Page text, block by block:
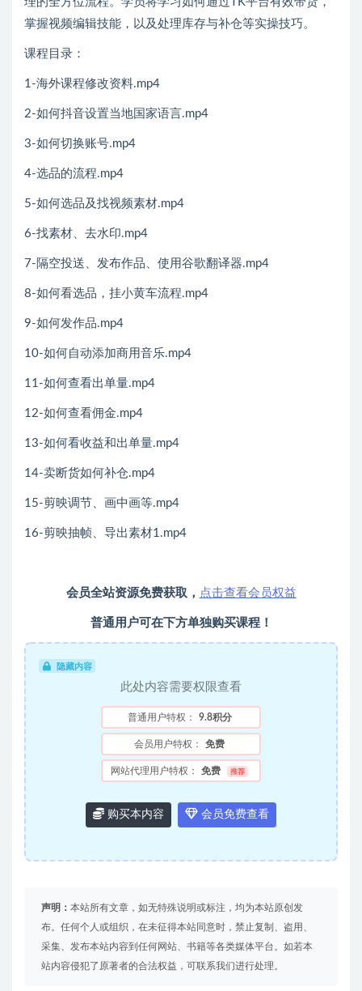
掌握视频编辑技能，以及处理库存与补仓等实操技巧。
课程目录：
1-海外课程修改资料.mp4
2-如何抖音设置当地国家语言.mp4
3-如何切换账号.mp4
4-选品的流程.mp4
5-如何选品及找视频素材.mp4
6-找素材、去水印.mp4
7-隔空投送、发布作品、使用谷歌翻译器.mp4
8-如何看选品，挂小黄车流程.mp4
9-如何发作品.mp4
10-如何自动添加商用音乐.mp4
11-如何查看出单量.mp4
12-如何查看佣金.mp4
13-如何看收益和出单量.mp4
14-卖断货如何补仓.mp4
15-剪映调节、画中画等.mp4
16-剪映抽帧、导出素材1.mp4
会员全站资源免费获取， 点击查看会员权益
普通用户可在下方单独购买课程！
隐藏内容
此处内容需要权限查看
普通用户特权： 9.8积分
会员用户特权： 免费
网站代理用户特权： 免费 推荐
购买本内容 会员免费查看
声明： 本站所有文章，如无特殊说明或标注，均为本站原创发
布。任何个人或组织，在未征得本站同意时，禁止复制、盗用、
采集、发布本站内容到任何网站、书籍等各类媒体平台。如若本
站内容侵犯了原著者的合法权益，可联系我们进行处理。